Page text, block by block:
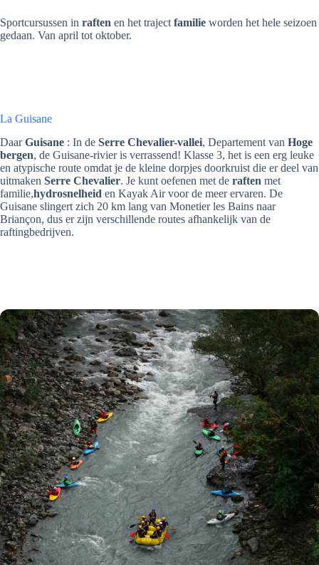
Sportcursussen in raften en het traject familie worden het hele seizoen
gedaan. Van april tot oktober.
La Guisane
DaarGuisane : In de Serre Chevalier-vallei, Departement van Hoge
bergen, de Guisane-rivier is verrassend! Klasse 3, het is een erg leuke
en atypische route omdat je de kleine dorpjes doorkruist die er deel van
uitmaken Serre Chevalier. Je kunt oefenen met de raften met
familie,hydrosnelheid en Kayak Air voor de meer ervaren. De
Guisane slingert zich 20 km lang van Monetier les Bains naar
Briançon, dus er zijn verschillende routes afhankelijk van de
raftingbedrijven.